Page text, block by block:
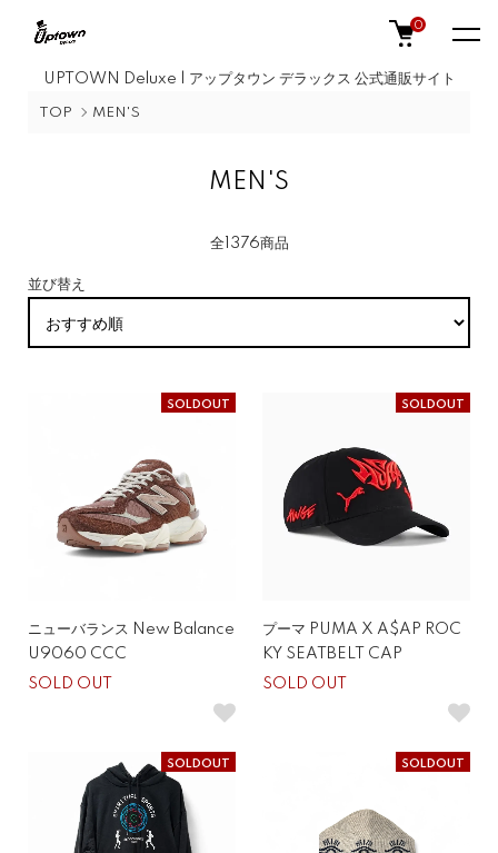
UPTOWN Deluxe | アップタウン デラックス 公式通販サイト
0
TOP MEN'S
MEN'S
全1376商品
並び替え
SOLDOUT
ニューバランス New Balance
U9060 CCC
SOLD OUT
SOLDOUT
プーマ PUMA X A$AP ROC
KY SEATBELT CAP
SOLD OUT
SOLDOUT SOLDOUT